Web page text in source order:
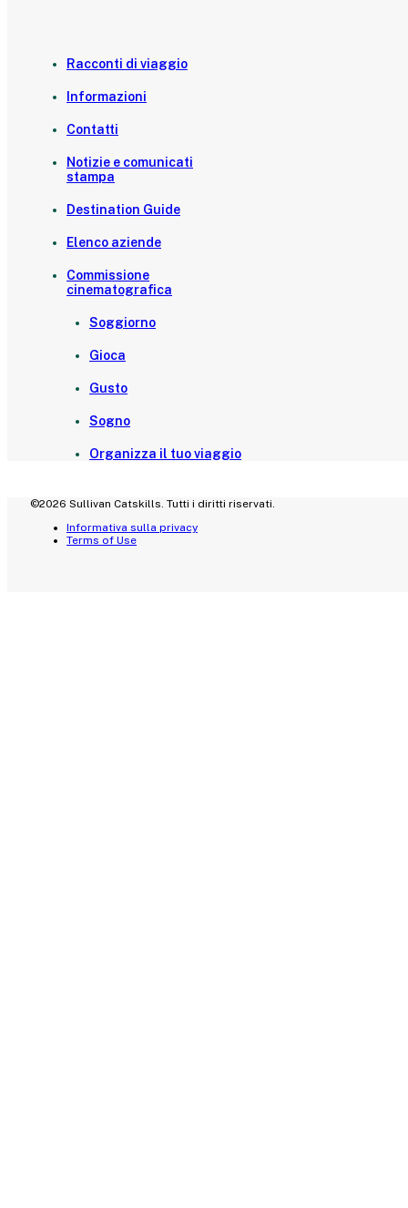
Racconti di viaggio
Informazioni
Contatti
Notizie e comunicati
stampa
Destination Guide
Elenco aziende
Commissione
cinematografica
Soggiorno
Gioca
Gusto
Sogno
Organizza il tuo viaggio
©2026 Sullivan Catskills. Tutti i diritti riservati.
Informativa sulla privacy
Terms of Use